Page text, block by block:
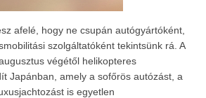
afelé, hogy ne csupán autógyártóként,
szolgáltatóként tekintsünk rá. A
végétől helikopteres
Japánban, amely a sofőrös autózást, a
is egyetlen